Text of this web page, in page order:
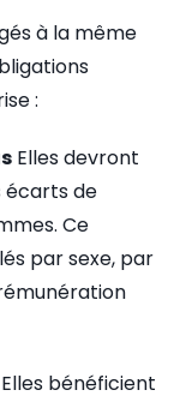
à la même
:
Elles devront
écarts de
Ce
par sexe, par
Elles bénéficient